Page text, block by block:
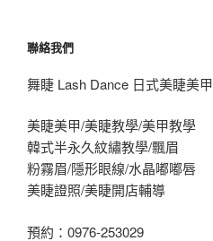
聯絡我們
舞睫 Lash Dance 日式美睫美甲
美睫美甲/美睫教學/美甲教學
韓式半永久紋繡教學/飄眉
粉霧眉/隱形眼線/水晶嘟嘟唇
美睫證照/美睫開店輔導
預約：0976-253029